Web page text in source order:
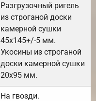
Разгрузочный ригель
из строганой доски
камерной сушки
45х145+/-5 мм.
Укосины из строганой
доски камерной сушки
20х95 мм.
На гвозди.